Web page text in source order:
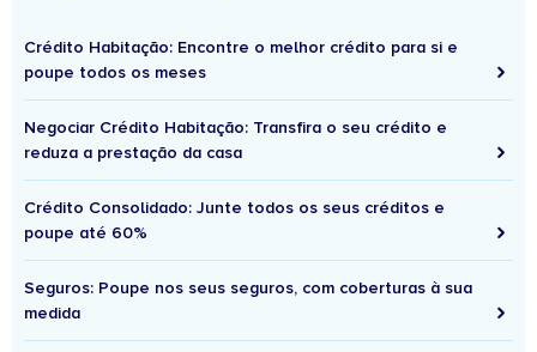
Crédito Habitação: Encontre o melhor crédito para si e
poupe todos os meses
Negociar Crédito Habitação: Transfira o seu crédito e
reduza a prestação da casa
Crédito Consolidado: Junte todos os seus créditos e
poupe até 60%
Seguros: Poupe nos seus seguros, com coberturas à sua
medida